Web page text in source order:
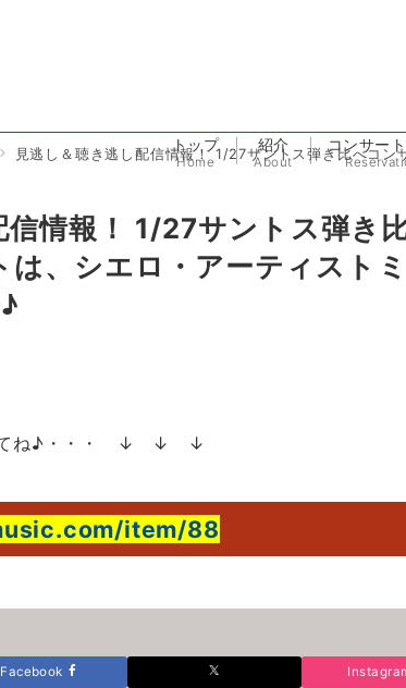
トップ
Home
紹介
About
コンサー
見逃し＆聴き逃し配信情報！ 1/27サントス弾き比べコンサ
信情報！ 1/27サントス弾き
は、シエロ・アーティスト
可能です♪♪
ね♪・・・ ↓ ↓ ↓
item/88
Facebook